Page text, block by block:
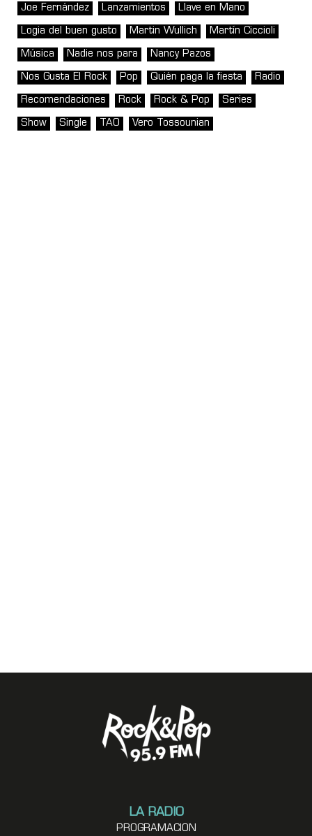
Joe Fernández Lanzamientos Llave en Mano
Logia del buen gusto Martin Wullich Martín Ciccioli
Música Nadie nos para Nancy Pazos
Nos Gusta El Rock Pop Quién paga la fiesta Radio
Recomendaciones Rock Rock & Pop Series
Show Single TAO Vero Tossounian
LA RADIO
PROGRAMACION